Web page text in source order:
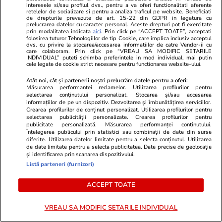
Horoscop 21:50
Horoscop 25 iulie 2026.
Balanțele pot descoperi că au
impresia că nu vor mai scăpa de
probleme
Lifestyle 17 iul.
De ce să nu păstrezi cartofii
lângă ceapă
interesele si/sau profilul dvs., pentru a va oferi functionalitati aferente
retelelor de socializare si pentru a analiza traficul pe website. Beneficiati
de drepturile prevazute de art. 15-22 din GDPR in legatura cu
prelucrarea datelor cu caracter personal. Aceste drepturi pot fi exercitate
prin modalitatea indicataaici. Prin click pe “ACCEPT TOATE”, acceptati
folosirea tuturor Tehnologiilor de tip Cookie, care implica inclusiv acceptul
dvs. cu privire la stocarea/accesarea informatiilor de catre Vendor-ii cu
care colaboram. Prin click pe “VREAU SA MODIFIC SETARILE
INDIVIDUAL” puteti schimba preferintele in mod individual, mai putin
cele legate de cookie strict necesare pentru functionarea website-ului.
Atât noi, cât și partenerii noștri prelucrăm datele pentru a oferi:
Măsurarea performanței reclamelor. Utilizarea profilurilor pentru
selectarea conținutului personalizat. Stocarea și/sau accesarea
informațiilor de pe un dispozitiv. Dezvoltarea și îmbunătățirea serviciilor.
Crearea profilurilor de conținut personalizat. Utilizarea profilurilor pentru
selectarea publicității personalizate. Crearea profilurilor pentru
publicitate personalizată. Măsurarea performanței conținutului.
Înțelegerea publicului prin statistici sau combinații de date din surse
diferite. Utilizarea datelor limitate pentru a selecta conținutul. Utilizarea
de date limitate pentru a selecta publicitatea. Date precise de geolocație
și identificarea prin scanarea dispozitivului.
Listă parteneri (furnizori)
ACCEPT TOATE
VREAU SA MODIFIC SETARILE INDIVIDUAL